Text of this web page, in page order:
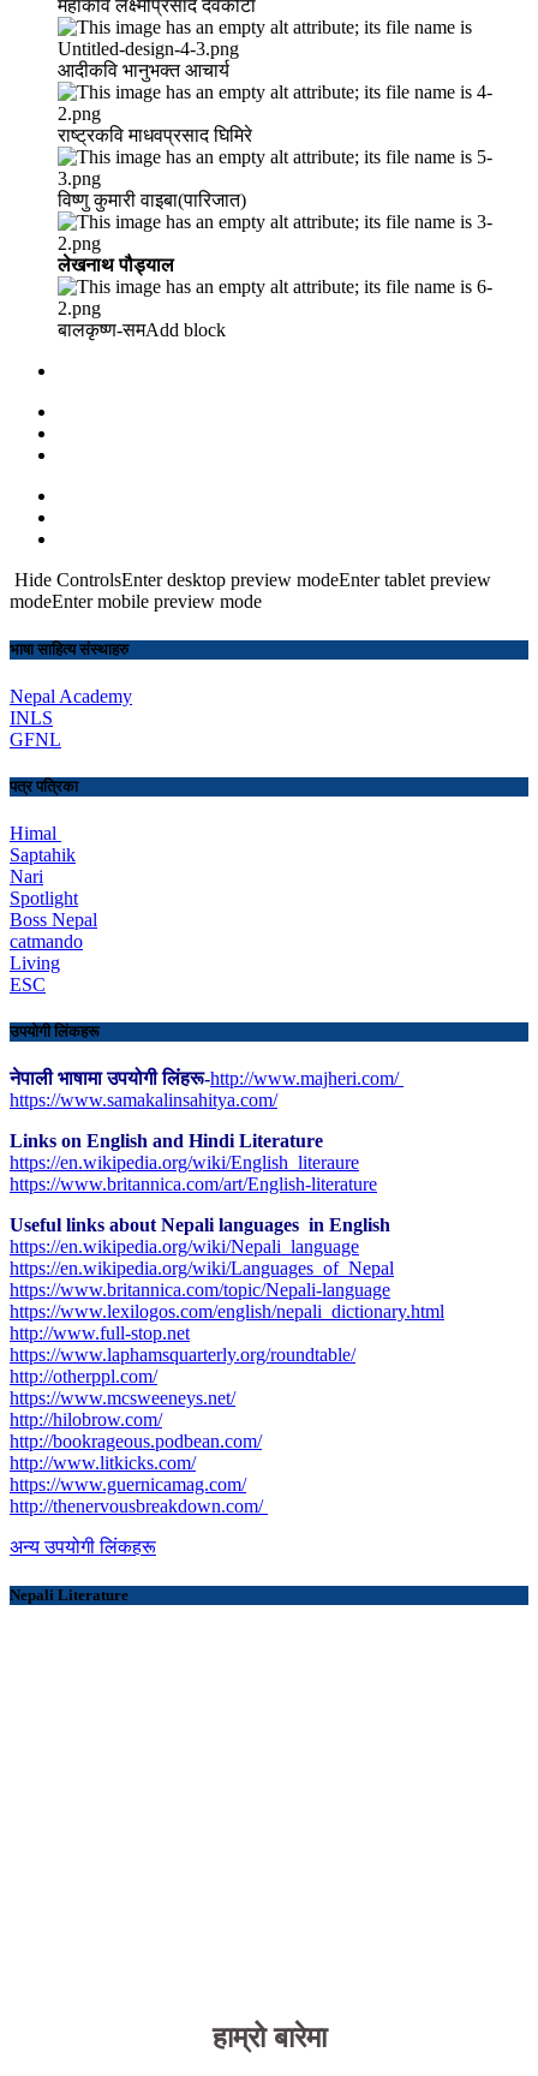
महाकवि लक्ष्मीप्रसाद देवकोटा
आदीकवि भानुभक्त आचार्य
राष्ट्रकवि माधवप्रसाद घिमिरे
विष्णु कुमारी वाइबा(पारिजात)
लेखनाथ पौड्याल
बालकृष्ण-सम Add block
Hide ControlsEnter desktop preview modeEnter tablet preview
modeEnter mobile preview mode
भाषा साहित्य संस्थाहरु
Nepal Academy
INLS
GFNL
पत्र पत्रिका
Himal
Saptahik
Nari
Spotlight
Boss Nepal
catmando
Living
ESC
उपयोगी लिंकहरू
नेपाली भाषामा उपयोगी लिंहरू-http://www.majheri.com/
https://www.samakalinsahitya.com/
Links on English and Hindi Literature
https://en.wikipedia.org/wiki/English_literaure
https://www.britannica.com/art/English-literature
Useful links about Nepali languages in English
https://en.wikipedia.org/wiki/Nepali_language
https://en.wikipedia.org/wiki/Languages_of_Nepal
https://www.britannica.com/topic/Nepali-language
https://www.lexilogos.com/english/nepali_dictionary.html
​http://www.full-stop.net
https://www.laphamsquarterly.org/roundtable/
http://otherppl.com/
https://www.mcsweeneys.net/
http://hilobrow.com/
http://bookrageous.podbean.com/
http://www.litkicks.com/
https://www.guernicamag.com/
http://thenervousbreakdown.com/
अन्य उपयोगी लिंकहरू
Nepali Literature
हाम्रो बारेमा